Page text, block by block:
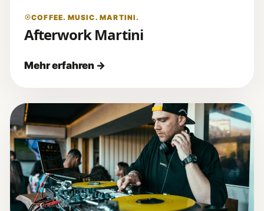
COFFEE. MUSIC. MARTINI.
Afterwork Martini